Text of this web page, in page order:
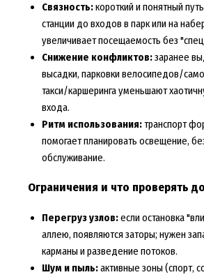
Связность:короткий и понятный
станции до входов в парк или на
увеличивает посещаемость без
Снижение конфликтов:заранее
высадки, парковки велосипедов/
такси/каршеринга уменьшают
входа.
Ритм использования:транспорт
помогает планировать освещение,
обслуживание.
Ограничения и что проверять
Перегруз узлов:если остановка
аллею, появляются заторы; нужен
карманы и разведение потоков.
Шум и пыль:активные зоны (спорт,